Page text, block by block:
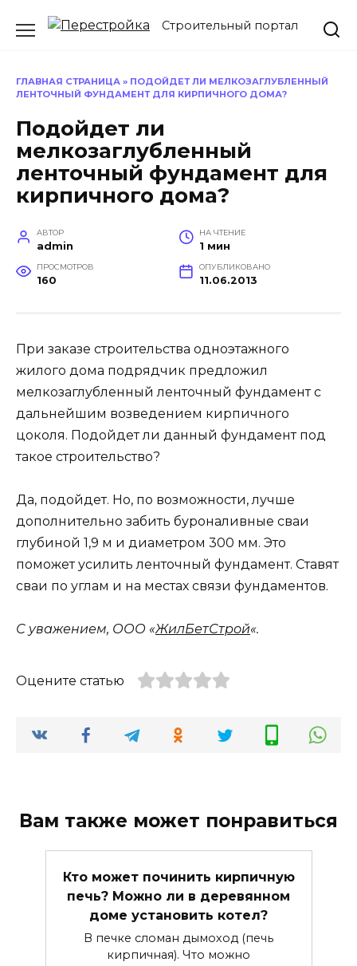
Строительный портал
ГЛАВНАЯ СТРАНИЦА » ПОДОЙДЕТ ЛИ МЕЛКОЗАГЛУБЛЕННЫЙ
ЛЕНТОЧНЫЙ ФУНДАМЕНТ ДЛЯ КИРПИЧНОГО ДОМА?
Подойдет ли
мелкозаглубленный
ленточный фундамент для
кирпичного дома?
АВТОР
admin
НА ЧТЕНИЕ
1 мин
ПРОСМОТРОВ
160
ОПУБЛИКОВАНО
11.06.2013
При заказе строительства одноэтажного
жилого дома подрядчик предложил
мелкозаглубленный ленточный фундамент с
дальнейшим возведением кирпичного
цоколя. Подойдет ли данный фундамент под
такое строительство?
Да, подойдет. Но, по возможности, лучше
дополнительно забить буроналивные сваи
глубиной 1,9 м и диаметром 300 мм. Это
поможет усилить ленточный фундамент. Ставят
сваи по углам и на местах связи фундаментов.
С уважением, ООО «ЖилБетСтрой«.
Оцените статью
Вам также может понравиться
Кто может починить кирпичную
печь? Можно ли в деревянном
доме установить котел?
В печке сломан дымоход (печь
кирпичная). Что можно